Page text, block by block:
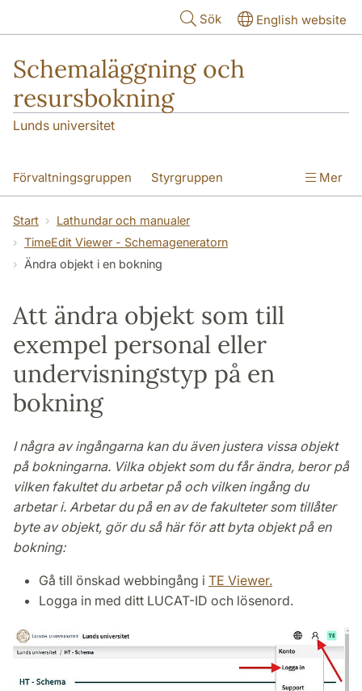
Sök English website
Schemaläggning och
resursbokning
Lunds universitet
Förvaltningsgruppen Styrgruppen
Processledare Utbildningar och kurser
Om bokning och beställning
Beställning nästa termin
Information till dig som är ekonom
Lokalöversikter på Lunds universitet
Lathundar och manualer
Definitioner och konfiguration
Stark autentisering för inloggning i TimeEdit
Mer
Start
Lathundar och manualer
TimeEdit Viewer - Schemageneratorn
Ändra objekt i en bokning
Att ändra objekt som till
exempel personal eller
undervisningstyp på en
bokning
I några av ingångarna kan du även justera vissa objekt
på bokningarna. Vilka objekt som du får ändra, beror på
vilken fakultet du arbetar på och vilken ingång du
arbetar i. Arbetar du på en av de fakulteter som tillåter
byte av objekt, gör du så här för att byta objekt på en
bokning:
Gå till önskad webbingång i TE Viewer.
Logga in med ditt LUCAT-ID och lösenord.